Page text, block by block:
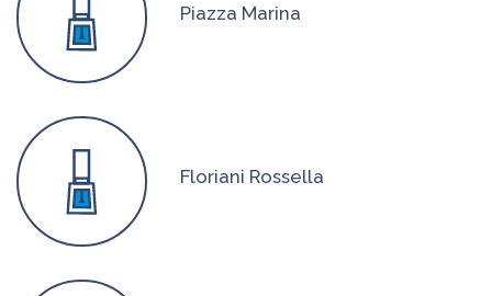
Piazza Marina
Floriani Rossella